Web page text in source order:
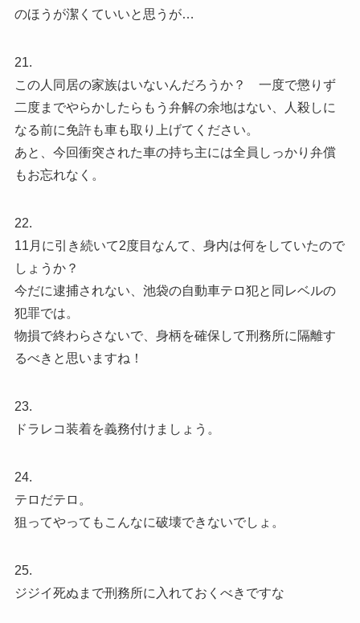
のほうが潔くていいと思うが…
21.
この人同居の家族はいないんだろうか？ 一度で懲りず
二度までやらかしたらもう弁解の余地はない、人殺しに
なる前に免許も車も取り上げてください。
あと、今回衝突された車の持ち主には全員しっかり弁償
もお忘れなく。
22.
11月に引き続いて2度目なんて、身内は何をしていたので
しょうか？
今だに逮捕されない、池袋の自動車テロ犯と同レベルの
犯罪では。
物損で終わらさないで、身柄を確保して刑務所に隔離す
るべきと思いますね！
23.
ドラレコ装着を義務付けましょう。
24.
テロだテロ。
狙ってやってもこんなに破壊できないでしょ。
25.
ジジイ死ぬまで刑務所に入れておくべきですな